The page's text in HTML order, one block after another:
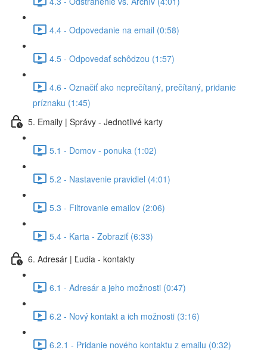
4.4 - Odpovedanie na email (0:58)
4.5 - Odpovedať schôdzou (1:57)
4.6 - Označiť ako neprečítaný, prečítaný, pridanie
príznaku (1:45)
5. Emaily | Správy - Jednotlivé karty
5.1 - Domov - ponuka (1:02)
5.2 - Nastavenie pravidiel (4:01)
5.3 - Filtrovanie emailov (2:06)
5.4 - Karta - Zobraziť (6:33)
6. Adresár | Ľudia - kontakty
6.1 - Adresár a jeho možnosti (0:47)
6.2 - Nový kontakt a ich možnosti (3:16)
6.2.1 - Pridanie nového kontaktu z emailu (0:32)